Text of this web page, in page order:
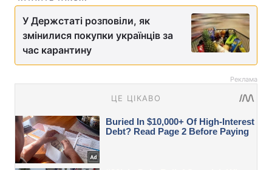
У Держстаті розповіли, як
змінилися покупки українців за
час карантину
Реклама